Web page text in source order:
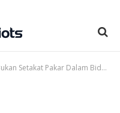
Setakat Pakar Dalam Bidang Perubatan?